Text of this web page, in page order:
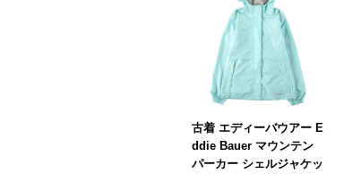
古着 エディーバウアー E
ddie Bauer マウンテン
パーカー シェルジャケッ